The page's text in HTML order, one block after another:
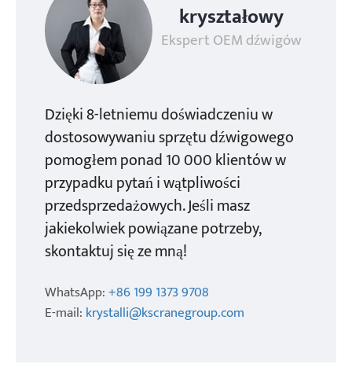
kryształowy
Ekspert OEM dźwigów
Dzięki 8-letniemu doświadczeniu w
dostosowywaniu sprzętu dźwigowego
pomogłem ponad 10 000 klientów w
przypadku pytań i wątpliwości
przedsprzedażowych. Jeśli masz
jakiekolwiek powiązane potrzeby,
skontaktuj się ze mną!
WhatsApp:+86 199 1373 9708
E-mail: krystalli@kscranegroup.com